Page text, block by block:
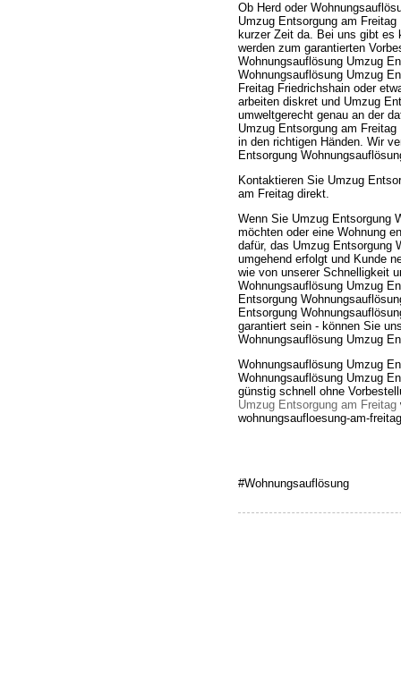
Ob Herd oder
Umzug Entsorgung am
kurzer Zeit da. Bei uns gibt es
werden zum garantierten
Wohnungsauflösung Umzug
Wohnungsauflösung Umzug
Freitag Friedrichshain oder
arbeiten diskret und Umzug
umweltgerecht genau an der
Umzug Entsorgung am
in den richtigen Händen. Wir
Entsorgung
Kontaktieren Sie Umzug
am Freitag direkt.
Wenn Sie Umzug Entsorgung
möchten oder eine Wohnung
dafür, das Umzug Entsorgung
umgehend erfolgt und Kunde
wie von unserer Schnelligkeit
Wohnungsauflösung Umzug
Entsorgung
Entsorgung
garantiert sein - können Sie
Wohnungsauflösung Umzug
Wohnungsauflösung Umzug
Wohnungsauflösung Umzug
günstig schnell ohne
Umzug Entsorgung am Freitag
wohnungsaufloesung-am-
#Wohnungsauflösung